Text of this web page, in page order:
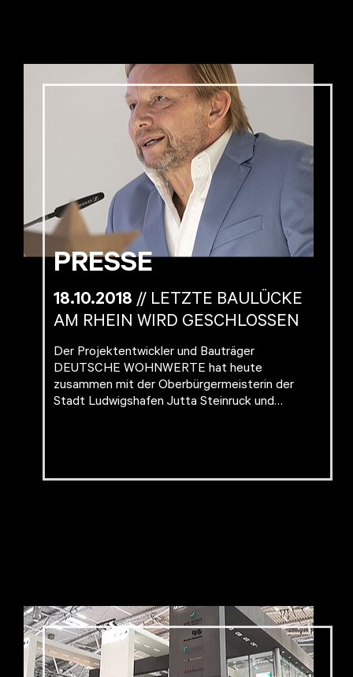
PRESSE
18.10.2018 // LETZTE BAULÜCKE
AM RHEIN WIRD GESCHLOSSEN
Der Projektentwickler und Bauträger
DEUTSCHE WOHNWERTE hat heute
zusammen mit der Oberbürgermeisterin der
Stadt Ludwigshafen Jutta Steinruck und…